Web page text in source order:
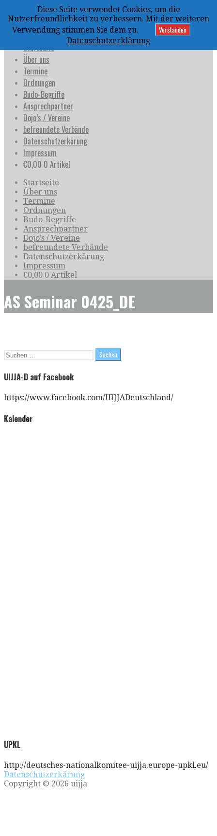
Inhalt
springen
uijja
Deutschland e.V.
Startseite
Über uns
Termine
Ordnungen
Budo-Begriffe
Ansprechpartner
Dojo’s / Vereine
befreundete Verbände
Datenschutzerkärung
Impressum
€0,00 0 Artikel
Startseite
Über uns
Termine
Ordnungen
Budo-Begriffe
Ansprechpartner
Dojo’s / Vereine
befreundete Verbände
Datenschutzerkärung
Impressum
€0,00 0 Artikel
AS Seminar 0425_DE
Suchen
UIJJA-D auf Facebook
https://www.facebook.com/UIJJADeutschland/
Kalender
UPKL
http://deutsches-nationalkomitee-uijja.europe-upkl.eu/
Datenschutzerkärung
Copyright © 2026 uijja
Diese Seite verwendet Cookies, um die
Nutzerfreundlichkeit zu verbessern. Mit der weiteren
Verwendung stimmen Sie dem zu.
Verstanden
Datenschutzerklärung